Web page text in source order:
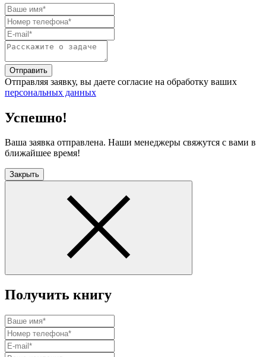
Отправить
Отправляя заявку, вы даете согласие на обработку ваших
персональных данных
Успешно!
Ваша заявка отправлена. Наши менеджеры свяжутся с вами в
ближайшее время!
Закрыть
Получить книгу